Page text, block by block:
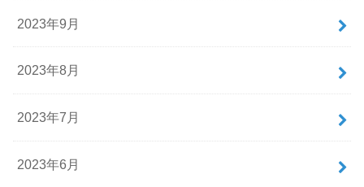
2023年9月
2023年8月
2023年7月
2023年6月